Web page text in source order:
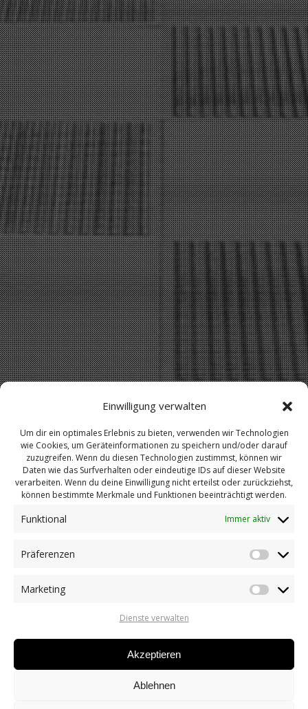
Einwilligung verwalten
Um dir ein optimales Erlebnis zu bieten, verwenden wir Technologien
wie Cookies, um Geräteinformationen zu speichern und/oder darauf
zuzugreifen. Wenn du diesen Technologien zustimmst, können wir
Daten wie das Surfverhalten oder eindeutige IDs auf dieser Website
verarbeiten. Wenn du deine Einwilligung nicht erteilst oder zurückziehst,
können bestimmte Merkmale und Funktionen beeinträchtigt werden.
Funktional Immer aktiv
Präferenzen
Marketing
Dienste verwalten
Akzeptieren
Ablehnen